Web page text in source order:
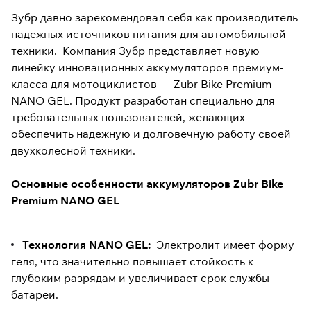
Зубр давно зарекомендовал себя как производитель
надежных источников питания для автомобильной
техники. Компания Зубр представляет новую
линейку инновационных аккумуляторов премиум-
класса для мотоциклистов — Zubr Bike Premium
NANO GEL. Продукт разработан специально для
требовательных пользователей, желающих
обеспечить надежную и долговечную работу своей
двухколесной техники.
Основные особенности аккумуляторов Zubr Bike
Premium NANO GEL
Технология NANO GEL: Электролит имеет форму
геля, что значительно повышает стойкость к
глубоким разрядам и увеличивает срок службы
батареи.